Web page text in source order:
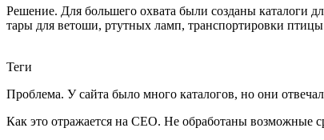
Решение. Для большего охвата были созданы каталоги
тары для ветоши, ртутных ламп, транспортировки
Теги
Проблема. У сайта было много каталогов, но они
Как это отражается на СЕО. Не обработаны возможные